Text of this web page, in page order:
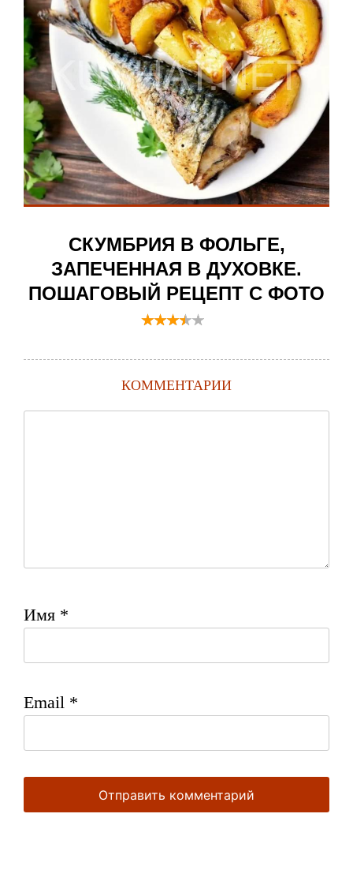
СКУМБРИЯ В ФОЛЬГЕ,
ЗАПЕЧЕННАЯ В ДУХОВКЕ.
ПОШАГОВЫЙ РЕЦЕПТ С ФОТО
КОММЕНТАРИИ
Имя *
Email *